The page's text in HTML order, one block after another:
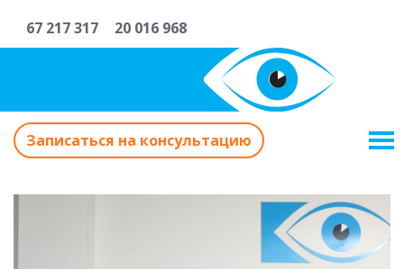
67 217 317 20 016 968
Записаться на консультацию